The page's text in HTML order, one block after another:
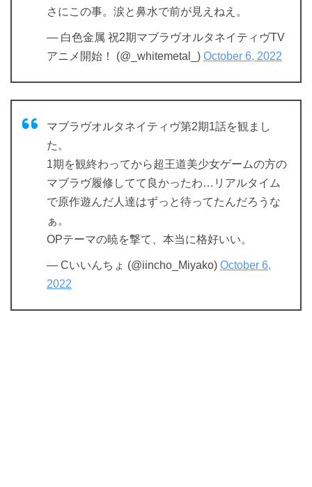
さにこの事。涙と鼻水で前が見えねえ。
— 白色金属 祝2期マブラヴオルタネイティヴTV
アニメ開始！ (@_whitemetal_) October 6, 2022
マブラヴオルタネイティヴ第2期1話を観まし
た。
1期を観終わってから超王道美少女ゲームの方の
マブラヴ履修してて良かったわ…リアルタイム
で原作遊んだ人達はずっと待ってたんだろうな
ぁ。
OPテーマの暁を撃て、本当に格好いい。
— Cいいんちょ (@iincho_Miyako) October 6,
2022